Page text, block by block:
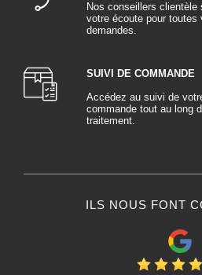
Nos conseillers clientèle
votre écoute pour toutes
demandes.
SUIVI DE COMMANDE
Accédez au suivi de
commande tout au long
traitement.
ILS NOUS FONT